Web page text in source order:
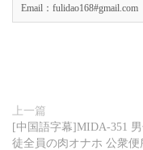
Email：fulidao168#gmail.com
上一篇
[中国語字幕]MIDA-351
徒全員の肉オナホ 公衆便